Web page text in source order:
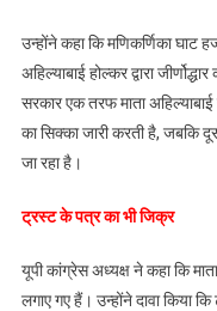
उन्होंने कहा कि मणिकर्णिका घाट
अहिल्याबाई होल्कर द्वारा
सरकार एक तरफ माता
का सिक्का जारी करती है, जबकि
जा रहा है।
ट्रस्ट के पत्र का भी जिक्र
यूपी कांग्रेस अध्यक्ष ने कहा कि
लगाए गए हैं। उन्होंने दावा किया